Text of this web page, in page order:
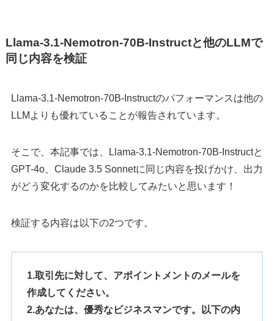
Llama-3.1-Nemotron-70B-Instructと他のLLMで
同じ内容を検証
Llama-3.1-Nemotron-70B-Instructのパフォーマンスは他の
LLMよりも優れていることが報告されています。
そこで、本記事では、Llama-3.1-Nemotron-70B-Instructと
GPT-4o、Claude 3.5 Sonnetに同じ内容を投げかけ、出力
がどう変化するのかを比較してみたいと思います！
検証する内容は以下の2つです。
1.取引先に対して、アポイントメントのメールを
作成してください。
2.あなたは、優秀なビジネスマンです。以下の内